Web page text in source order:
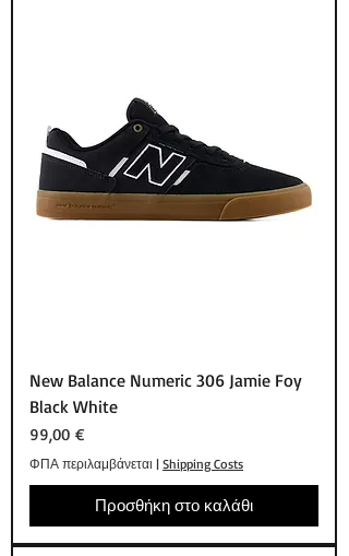
New Balance Numeric 306 Jamie Foy
Black White
Τιμή
99,00 €
ΦΠΑ περιλαμβάνεται | Shipping Costs
Προσθήκη στο καλάθι